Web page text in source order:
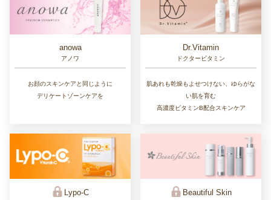
anowa
アノワ
お顔のスキンケアと同じように
デリケートゾーンケアを
Dr.Vitamin
ドクタービタミン
肌あれも乾燥もよせつけない、ゆらがな
い肌を育む
高濃度ビタミンB配合スキンケア
Lypo-C Beautiful Skin